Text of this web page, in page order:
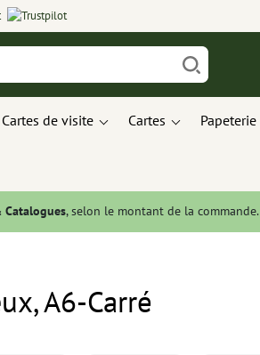
Cartes de visite Cartes Papeterie
Catalogues, selon le montant de la commande.
A6-Carré